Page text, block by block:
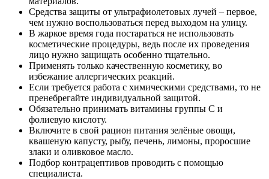
Средства защиты от ультрафиолетовых лучей – первое,
чем нужно воспользоваться перед выходом на улицу.
В жаркое время года постараться не использовать
косметические процедуры, ведь после их проведения
лицо нужно защищать особенно тщательно.
Применять только качественную косметику, во
избежание аллергических реакций.
Если требуется работа с химическими средствами, то не
пренебрегайте индивидуальной защитой.
Обязательно принимать витамины группы С и
фолиевую кислоту.
Включите в свой рацион питания зелёные овощи,
квашеную капусту, рыбу, печень, лимоны, проросшие
злаки и оливковое масло.
Подбор контрацептивов проводить с помощью
специалиста.